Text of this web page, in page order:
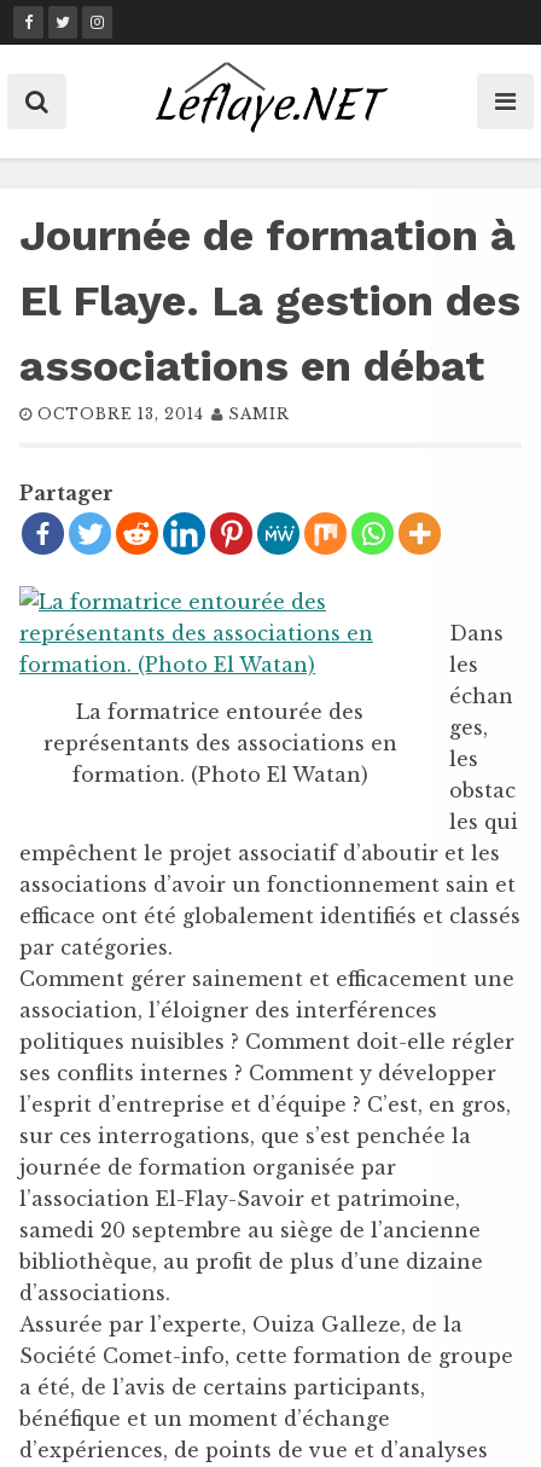
Skip
to
Journée de formation à
El Flaye. La gestion des
associations en débat
OCTOBRE 13, 2014 SAMIR
Partager
La formatrice entourée des
représentants des associations en
formation. (Photo El Watan)
Dans
les
échan
ges,
les
obstac
les qui
empêchent le projet associatif d’aboutir et les
associations d’avoir un fonctionnement sain et
efficace ont été globalement identifiés et classés
par catégories.
Comment gérer sainement et efficacement une
association, l’éloigner des interférences
politiques nuisibles ? Comment doit-elle régler
ses conflits internes ? Comment y développer
l’esprit d’entreprise et d’équipe ? C’est, en gros,
sur ces interrogations, que s’est penchée la
journée de formation organisée par
l’association El-Flay-Savoir et patrimoine,
samedi 20 septembre au siège de l’ancienne
bibliothèque, au profit de plus d’une dizaine
d’associations.
Assurée par l’experte, Ouiza Galleze, de la
Société Comet-info, cette formation de groupe
a été, de l’avis de certains participants,
bénéfique et un moment d’échange
d’expériences, de points de vue et d’analyses